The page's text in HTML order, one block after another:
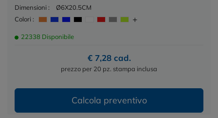
Dimensioni :
Ø6X20.5CM
Colori :
22338 Disponibile
€ 7,28 cad.
prezzo per 20 pz. stampa inclusa
Calcola preventivo